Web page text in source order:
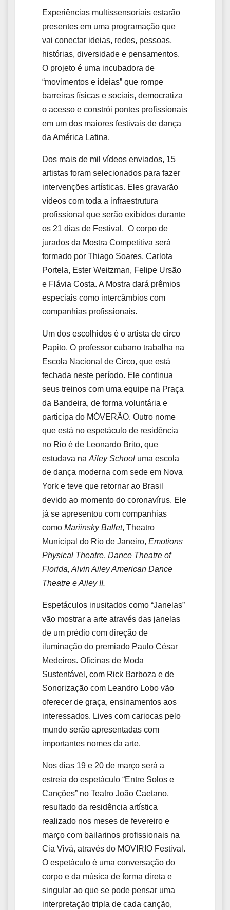
Experiências multissensoriais estarão
presentes em uma programação que
vai conectar ideias, redes, pessoas,
histórias, diversidade e pensamentos.
O projeto é uma incubadora de
“movimentos e ideias” que rompe
barreiras físicas e sociais, democratiza
o acesso e constrói pontes profissionais
em um dos maiores festivais de dança
da América Latina.
Dos mais de mil vídeos enviados, 15
artistas foram selecionados para fazer
intervenções artísticas. Eles gravarão
vídeos com toda a infraestrutura
profissional que serão exibidos durante
os 21 dias de Festival. O corpo de
jurados da Mostra Competitiva será
formado por Thiago Soares, Carlota
Portela, Ester Weitzman, Felipe Ursão
e Flávia Costa. A Mostra dará prêmios
especiais como intercâmbios com
companhias profissionais.
Um dos escolhidos é o artista de circo
Papito. O professor cubano trabalha na
Escola Nacional de Circo, que está
fechada neste período. Ele continua
seus treinos com uma equipe na Praça
da Bandeira, de forma voluntária e
participa do MÓVERÃO. Outro nome
que está no espetáculo de residência
no Rio é de Leonardo Brito, que
estudava naAiley School uma escola
de dança moderna com sede em Nova
York e teve que retornar ao Brasil
devido ao momento do coronavírus. Ele
já se apresentou com companhias
comoMariinsky Ballet, Theatro
Municipal do Rio de Janeiro,Emotions
Physical Theatre,Dance Theatre of
Florida, Alvin Ailey American Dance
Theatre e Ailey II.
Espetáculos inusitados como “Janelas”
vão mostrar a arte através das janelas
de um prédio com direção de
iluminação do premiado Paulo César
Medeiros. Oficinas de Moda
Sustentável, com Rick Barboza e de
Sonorização com Leandro Lobo vão
oferecer de graça, ensinamentos aos
interessados. Lives com cariocas pelo
mundo serão apresentadas com
importantes nomes da arte.
Nos dias 19 e 20 de março será a
estreia do espetáculo “Entre Solos e
Canções” no Teatro João Caetano,
resultado da residência artística
realizado nos meses de fevereiro e
março com bailarinos profissionais na
Cia Vivá, através do MOVIRIO Festival.
O espetáculo é uma conversação do
corpo e da música de forma direta e
singular ao que se pode pensar uma
interpretação tripla de cada canção,